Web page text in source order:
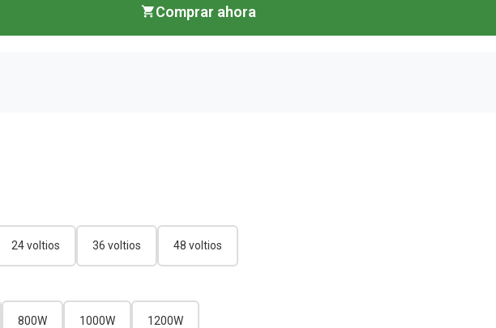
Comprar ahora
24 voltios 36 voltios 48 voltios
800W 1000W 1200W